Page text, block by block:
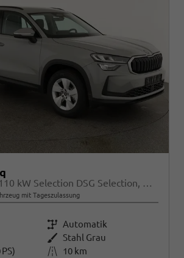
1.5 TSI mHEV 110 kW Selection DSG Selection, AHK, Navi, Side, Kamera, Winter, 4 J.- Garantie
mit Tageszulassung
Getriebe Automatik
Außenfarbe Stahl Grau
Kilometerstand
10 km